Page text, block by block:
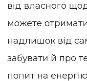
від власного
можете
надлишок від
забувати й про
попит на